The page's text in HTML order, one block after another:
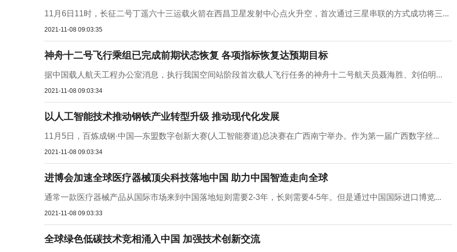
11月6日11时，长征二号丁遥六十三运载火箭在西昌卫星发射中心点火升空，首次通过三星串联的方式成功将三...
2021-11-08 09:03:35
神舟十二号飞行乘组已完成前期状态恢复 各项指标恢复达预期目标
据中国载人航天工程办公室消息，执行我国空间站阶段首次载人飞行任务的神舟十二号航天员聂海胜、刘伯明...
2021-11-08 09:03:34
以人工智能技术推动钢铁产业转型升级 推动现代化发展
11月5日，百炼成钢·中国—东盟数字创新大赛(人工智能赛道)总决赛在广西南宁举办。作为第一届广西数字丝...
2021-11-08 09:03:34
进博会加速全球医疗器械顶尖科技落地中国 助力中国智造走向全球
通常一款医疗器械产品从国际市场来到中国落地短则需要2-3年，长则需要4-5年。但是通过中国国际进口博览...
2021-11-08 09:03:33
全球绿色低碳技术竞相涌入中国 加强技术创新交流